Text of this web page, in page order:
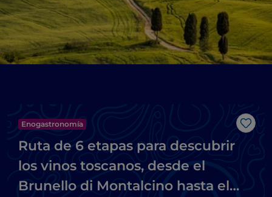
Me
Enogastronomía
Ruta de 6 etapas para descubrir
los vinos toscanos, desde el
Brunello di Montalcino hasta el